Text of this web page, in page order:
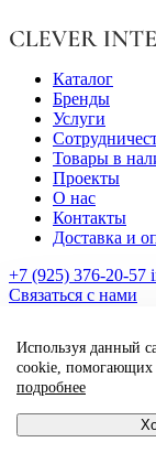
Используя данный
cookie, помогающих
подробнее
Каталог
Бренды
Услуги
Товары в
Проекты
О нас
Контакты
Доставка и
+7 (925) 376-20-57
Cвязаться с нами
2026. Clever
made by qte_agency